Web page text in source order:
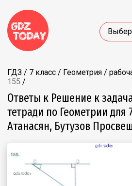
ГДЗ / 7 класс / Геометрия /
155 /
Ответы к Решение к
тетради по Геометрии для
Атанасян, Бутузов